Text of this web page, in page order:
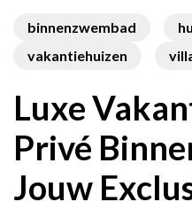
binnenzwembad
vakantiehuizen
Luxe
Privé
Jouw